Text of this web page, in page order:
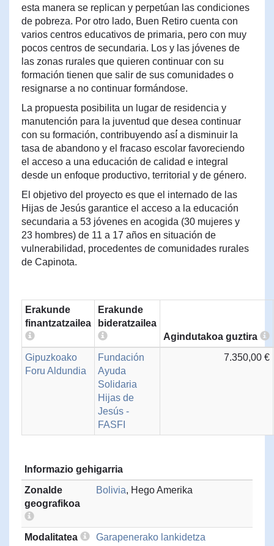
esta manera se replican y perpetúan las condiciones
de pobreza. Por otro lado, Buen Retiro cuenta con
varios centros educativos de primaria, pero con muy
pocos centros de secundaria. Los y las jóvenes de
las zonas rurales que quieren continuar con su
formación tienen que salir de sus comunidades o
resignarse a no continuar formándose.
La propuesta posibilita un lugar de residencia y
manutención para la juventud que desea continuar
con su formación, contribuyendo así́ a disminuir la
tasa de abandono y el fracaso escolar favoreciendo
el acceso a una educación de calidad e integral
desde un enfoque productivo, territorial y de género.
El objetivo del proyecto es que el internado de las
Hijas de Jesús garantice el acceso a la educación
secundaria a 53 jóvenes en acogida (30 mujeres y
23 hombres) de 11 a 17 años en situación de
vulnerabilidad, procedentes de comunidades rurales
de Capinota.
Erakunde
finantzatzailea
Erakunde
bideratzailea
Agindutakoa guztira
Gipuzkoako
Foru Aldundia
Fundación
Ayuda
Solidaria
Hijas de
Jesús -
FASFI
7.350,00 €
Informazio gehigarria
Zonalde
geografikoa
Bolivia, Hego Amerika
Modalitatea Garapenerako lankidetza